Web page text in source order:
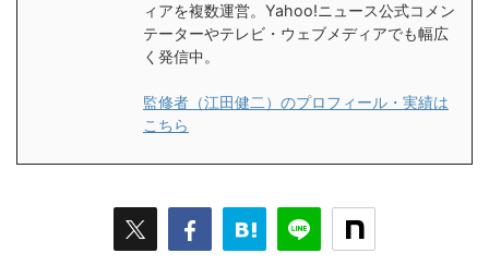
ィアを複数運営。Yahoo!ニュース公式コメン
テーターやテレビ・ウェブメディアでも幅広
く発信中。
監修者（江田健二）のプロフィール・実績は
こちら